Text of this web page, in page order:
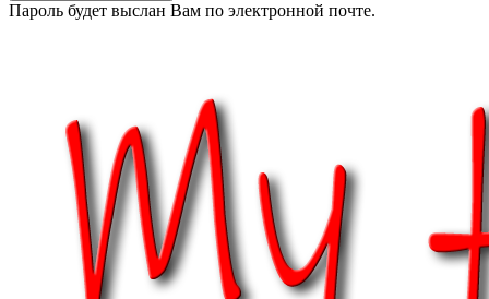
Пароль будет выслан Вам по электронной почте.